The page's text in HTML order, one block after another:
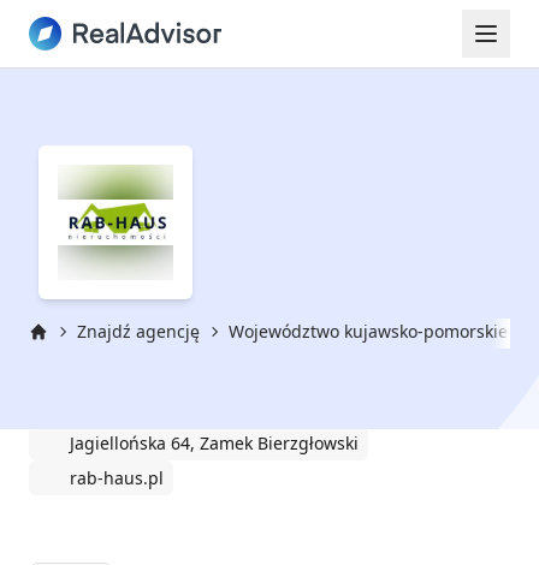
Znajdź agencję Województwo kujawsko-pomorskie
Jagiellońska 64, Zamek Bierzgłowski
rab-haus.pl